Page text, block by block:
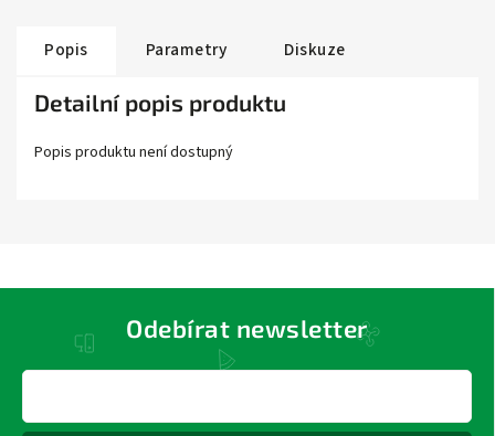
Popis Parametry Diskuze
Detailní popis produktu
Popis produktu není dostupný
Odebírat newsletter